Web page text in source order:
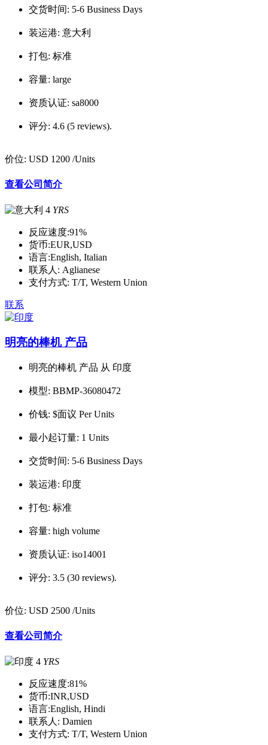
交货时间: 5-6 Business Days
装运港: 意大利
打包: 标准
容量: large
资质认证: sa8000
评分: 4.6 (5 reviews).
价位: USD 1200 /Units
查看公司简介
4 YRS
反应速度:91%
货币:EUR,USD
语言:English, Italian
联系人: Aglianese
支付方式: T/T, Western Union
联系
明亮的棒机 产品
明亮的棒机 产品 从 印度
模型: BBMP-36080472
价钱: $面议 Per Units
最小起订量: 1 Units
交货时间: 5-6 Business Days
装运港: 印度
打包: 标准
容量: high volume
资质认证: iso14001
评分: 3.5 (30 reviews).
价位: USD 2500 /Units
查看公司简介
4 YRS
反应速度:81%
货币:INR,USD
语言:English, Hindi
联系人: Damien
支付方式: T/T, Western Union